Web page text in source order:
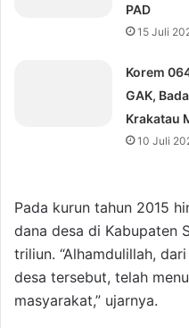
PAD
15 Juli
Korem
GAK,
Krakatau
10 Juli
Pada kurun tahun 2015
dana desa di Kabupaten
triliun. “Alhamdulillah,
desa tersebut, telah
masyarakat,” ujarnya.